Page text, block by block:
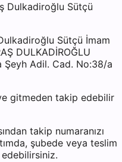
Dulkadiroğlu Sütçü
Sütçü İmam
DULKADİROĞLU
Şeyh Adil. Cad. No:38/a
gitmeden takip edebilir
takip numaranızı
şubede veya teslim
edebilirsiniz.